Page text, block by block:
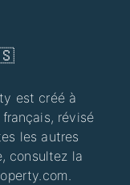
est créé à
révisé
les autres
consultez la